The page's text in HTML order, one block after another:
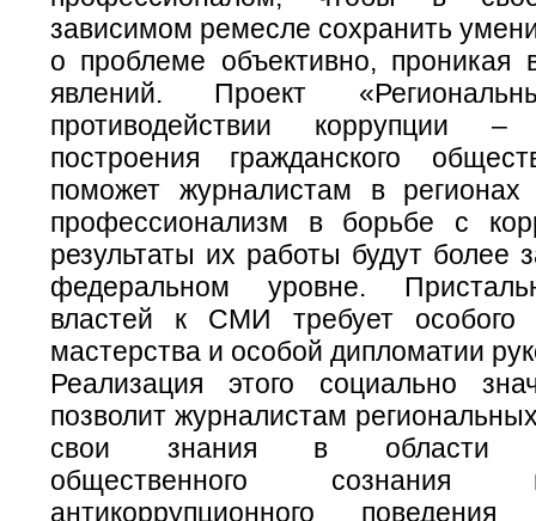
зависимом ремесле сохранить
о проблеме объективно,
явлений. Проект
противодействии коррупции
построения гражданского
поможет журналистам в регионах
профессионализм в борьбе с
результаты их работы будут более
федеральном уровне.
властей к СМИ требует особого
мастерства и особой дипломатии
Реализация этого социально
позволит журналистам
свои знания в области
общественного
антикоррупционного